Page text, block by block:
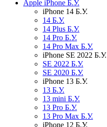
Apple iPhone Б.У.
iPhone 14 Б.У.
14 Б.У.
14 Plus Б.У.
14 Pro Б.У.
14 Pro Max Б.У.
iPhone SE 2022 Б.У.
SE 2022 Б.У.
SE 2020 Б.У.
iPhone 13 Б.У.
13 Б.У.
13 mini Б.У.
13 Pro Б.У.
13 Pro Max Б.У.
iPhone 12 Б.У.